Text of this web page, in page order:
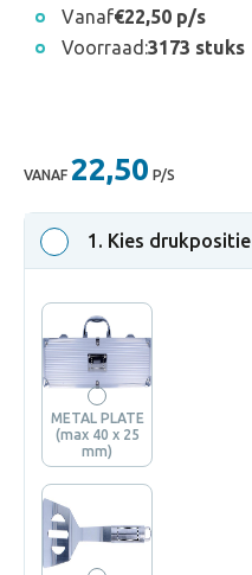
Vanaf€22,50 p/s
Voorraad:3173 stuks
VANAF 22,50 P/S
1 . Kies drukpositie
METAL PLATE
(max 40 x 25
mm)